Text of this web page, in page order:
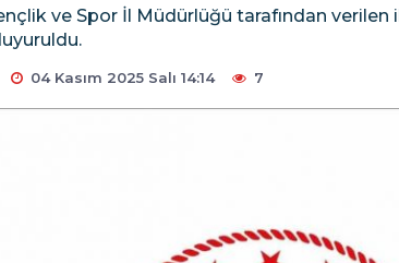
ve Spor İl Müdürlüğü tarafından verilen
04 Kasım 2025 Salı 14:14 7